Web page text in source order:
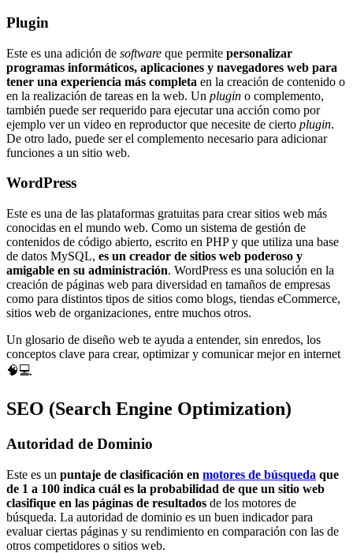
Plugin
Este es una adición de software que permite personalizar
programas informáticos, aplicaciones y navegadores web para
tener una experiencia más completa en la creación de contenido o
en la realización de tareas en la web. Un plugin o complemento,
también puede ser requerido para ejecutar una acción como por
ejemplo ver un video en reproductor que necesite de cierto plugin.
De otro lado, puede ser el complemento necesario para adicionar
funciones a un sitio web.
WordPress
Este es una de las plataformas gratuitas para crear sitios web más
conocidas en el mundo web. Como un sistema de gestión de
contenidos de código abierto, escrito en PHP y que utiliza una base
de datos MySQL, es un creador de sitios web poderoso y
amigable en su administración. WordPress es una solución en la
creación de páginas web para diversidad en tamaños de empresas
como para distintos tipos de sitios como blogs, tiendas eCommerce,
sitios web de organizaciones, entre muchos otros.
Un glosario de diseño web te ayuda a entender, sin enredos, los
conceptos clave para crear, optimizar y comunicar mejor en internet
🧠💻
SEO (Search Engine Optimization)
Autoridad de Dominio
Este es un puntaje de clasificación en motores de búsqueda que
de 1 a 100 indica cuál es la probabilidad de que un sitio web
clasifique en las páginas de resultados de los motores de
búsqueda. La autoridad de dominio es un buen indicador para
evaluar ciertas páginas y su rendimiento en comparación con las de
otros competidores o sitios web.